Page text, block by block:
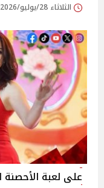
الثلاثاء 28/يوليو/2026 - 03:54 م
على لعبة